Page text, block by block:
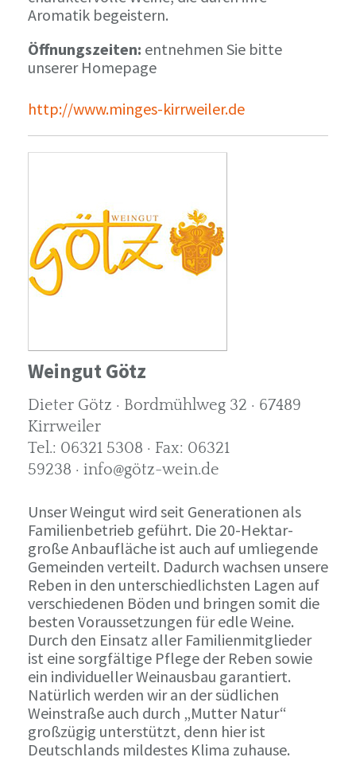
Aromatik begeistern.
Öffnungszeiten: entnehmen Sie bitte
unserer Homepage
http://www.minges-kirrweiler.de
Weingut Götz
Dieter Götz · Bordmühlweg 32 · 67489
Kirrweiler
Tel.: 06321 5308 · Fax: 06321
59238 · info@götz-wein.de
Unser Weingut wird seit Generationen als
Familienbetrieb geführt. Die 20-Hektar-
große Anbaufläche ist auch auf umliegende
Gemeinden verteilt. Dadurch wachsen unsere
Reben in den unterschiedlichsten Lagen auf
verschiedenen Böden und bringen somit die
besten Voraussetzungen für edle Weine.
Durch den Einsatz aller Familienmitglieder
ist eine sorgfältige Pflege der Reben sowie
ein individueller Weinausbau garantiert.
Natürlich werden wir an der südlichen
Weinstraße auch durch „Mutter Natur“
großzügig unterstützt, denn hier ist
Deutschlands mildestes Klima zuhause.